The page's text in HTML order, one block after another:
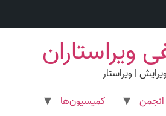
ویراستاران
| ویراستار
کمیسیون‌ها